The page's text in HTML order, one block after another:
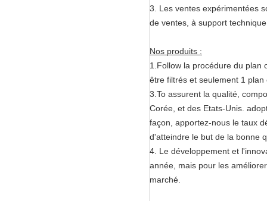
3. Les ventes expérimentées
de ventes, à support
Nos produits :
1.Follow la procédure du plan
être filtrés et seulement 1
3.To assurent la qualité,
Corée, et des Etats-Unis.
façon, apportez-nous le taux
d'atteindre le but de la bonne
4. Le développement et
année, mais pour les
marché.